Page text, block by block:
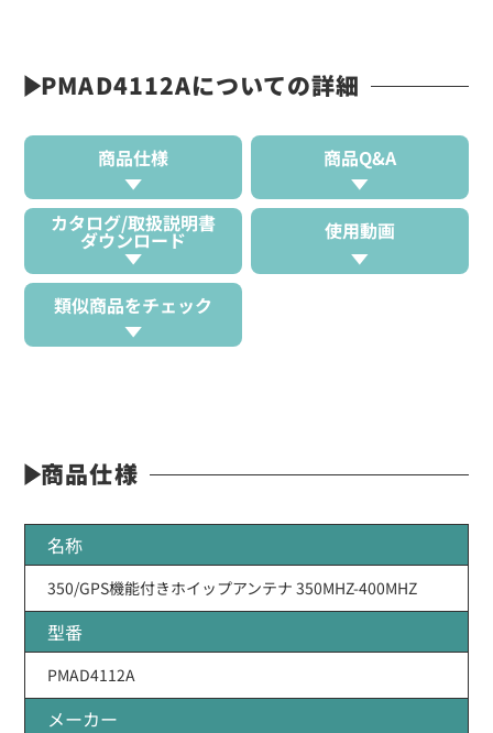
PMAD4112Aについての詳細
商品仕様 商品Q&A
カタログ/取扱説明書
ダウンロード 使用動画
類似商品をチェック
商品仕様
名称
350/GPS機能付きホイップアンテナ 350MHZ-400MHZ
型番
PMAD4112A
メーカー